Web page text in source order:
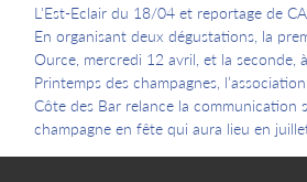
L'Est-Eclair du 18/04 et reportage de
En organisant deux dégustations, la
Ource, mercredi 12 avril, et la seconde,
Printemps des champagnes,
Côte des Bar relance la communication
champagne en fête qui aura lieu en